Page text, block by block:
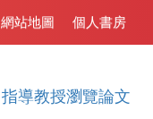
指導教授瀏覽論文
個人書房
網站地圖